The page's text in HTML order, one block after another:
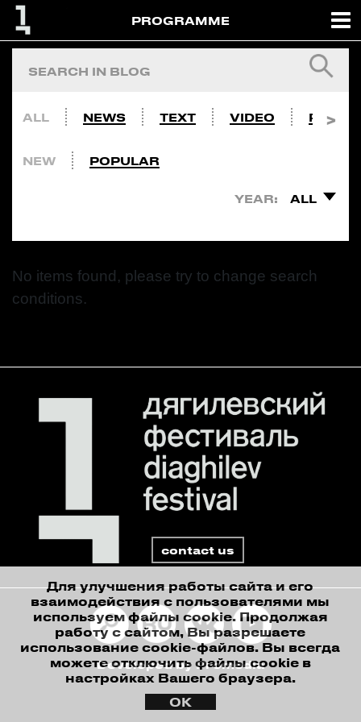
PROGRAMME
ALL NEWS TEXT VIDEO PHOTO
NEW POPULAR
YEAR: ALL
No items found, please try to change search
conditions.
contact us
Developed by Promedia
Для улучшения работы сайта и его
взаимодействия с пользователями мы
используем файлы cookie. Продолжая
работу с сайтом, Вы разрешаете
использование cookie-файлов. Вы всегда
можете отключить файлы cookie в
настройках Вашего браузера.
ОК